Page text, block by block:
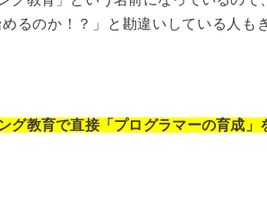
るのか！？」と勘違いしている人も
グ教育で直接「プログラマーの育成」